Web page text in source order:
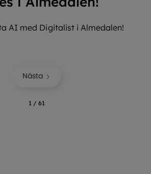
AI med Digitalist i Almedalen!
Nästa
1 / 61